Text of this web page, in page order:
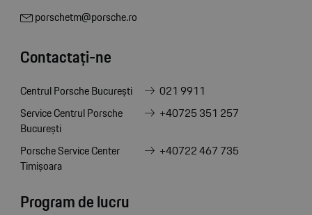
porschetm@porsche.ro
Contactați-ne
Centrul Porsche București
021 9911
Service Centrul Porsche
București
+40725 351 257
Porsche Service Center
Timișoara
+40722 467 735
Program de lucru